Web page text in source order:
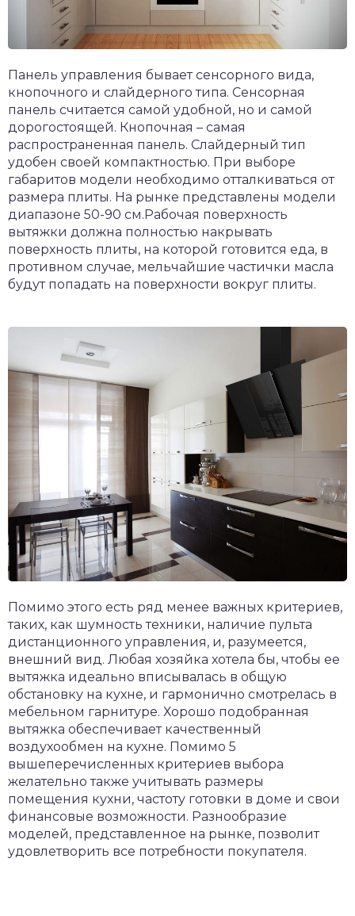
Панель управления бывает сенсорного вида,
кнопочного и слайдерного типа. Сенсорная
панель считается самой удобной, но и самой
дорогостоящей. Кнопочная – самая
распространенная панель. Слайдерный тип
удобен своей компактностью. При выборе
габаритов модели необходимо отталкиваться от
размера плиты. На рынке представлены модели
диапазоне 50-90 см.Рабочая поверхность
вытяжки должна полностью накрывать
поверхность плиты, на которой готовится еда, в
противном случае, мельчайшие частички масла
будут попадать на поверхности вокруг плиты.
Помимо этого есть ряд менее важных критериев,
таких, как шумность техники, наличие пульта
дистанционного управления, и, разумеется,
внешний вид. Любая хозяйка хотела бы, чтобы ее
вытяжка идеально вписывалась в общую
обстановку на кухне, и гармонично смотрелась в
мебельном гарнитуре. Хорошо подобранная
вытяжка обеспечивает качественный
воздухообмен на кухне. Помимо 5
вышеперечисленных критериев выбора
желательно также учитывать размеры
помещения кухни, частоту готовки в доме и свои
финансовые возможности. Разнообразие
моделей, представленное на рынке, позволит
удовлетворить все потребности покупателя.